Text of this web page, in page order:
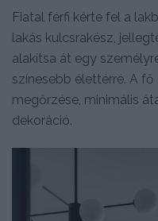
Fiatal férfi kérte fel a
lakás kulcsrakész,
alakítsa át egy
színesebb élettérré. A
megőrzése, minimális
dekoráció.